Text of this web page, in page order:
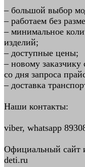
– большой выбор
– работаем без
– минимальное
изделий;
– доступные цены;
– новому
со дня запроса
– доставка
Наши контакты:
viber, whatsapp
Официальный сайт
deti.ru